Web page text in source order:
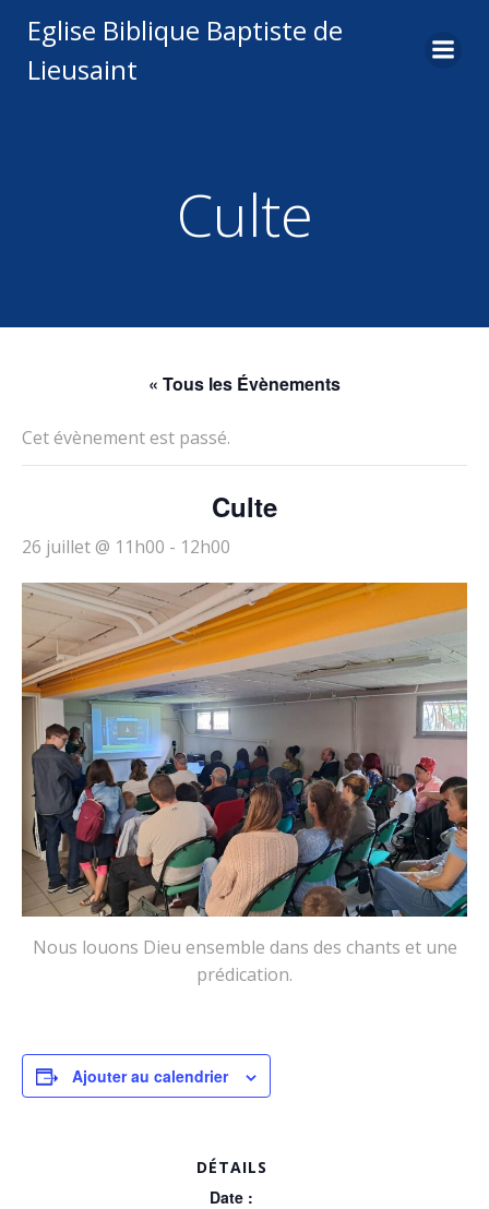
au
Eglise Biblique Baptiste de
Lieusaint
Culte
« Tous les Évènements
Cet évènement est passé.
Culte
26 juillet @ 11h00 - 12h00
Nous louons Dieu ensemble dans des chants et une
prédication.
Ajouter au calendrier
DÉTAILS
Date :